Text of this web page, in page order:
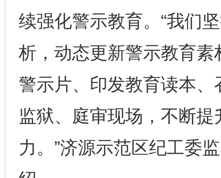
续强化警示教育。“我们
析，动态更新警示教育
警示片、印发教育读本
监狱、庭审现场，不断
力。”济源示范区纪工委